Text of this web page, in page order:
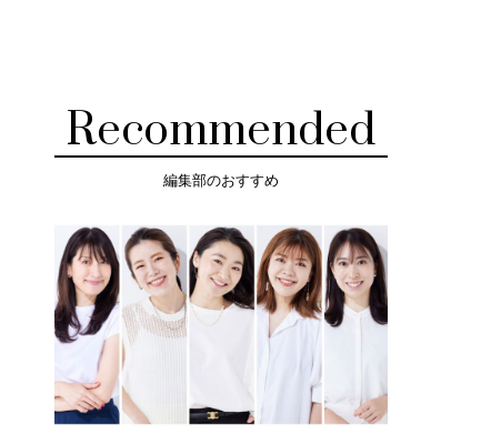
Recommended
編集部のおすすめ